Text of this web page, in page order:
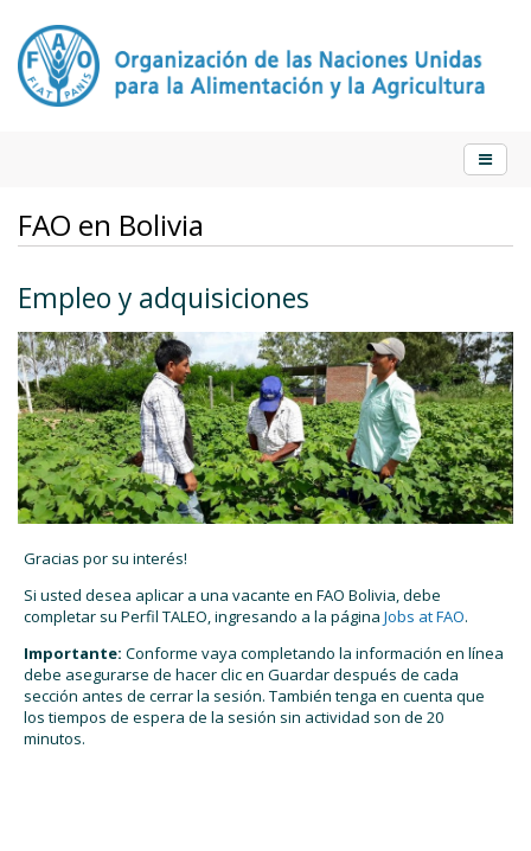
FAO en Bolivia
Empleo y adquisiciones
Gracias por su interés!
Si usted desea aplicar a una vacante en FAO Bolivia, debe
completar su Perfil TALEO, ingresando a la página Jobs at FAO.
Importante: Conforme vaya completando la información en línea
debe asegurarse de hacer clic en Guardar después de cada
sección antes de cerrar la sesión. También tenga en cuenta que
los tiempos de espera de la sesión sin actividad son de 20
minutos.